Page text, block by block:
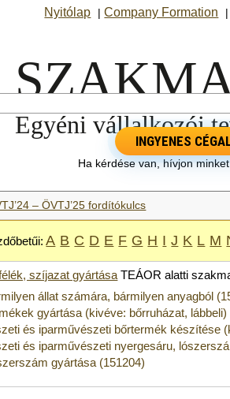
Nyitólap |Company Formation
INGYENES
Ha kérdése van, hívjon
– ÖVTJ’25 fordítókulcs
A B C D E F G H I J K L M
szíjazat gyártása TEÁOR alatti
állat számára, bármilyen anyagból
gyártása (kivéve: bőrruházat,
és iparművészeti bőrtermék készítése
és iparművészeti nyergesáru,
gyártása (151204)